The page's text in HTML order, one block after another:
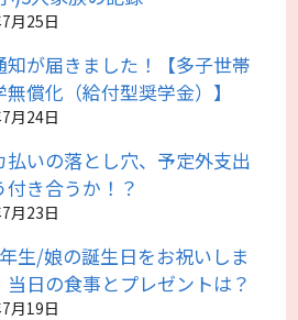
月25日
知が届きました！【多子世帯
無償化（給付型奨学金）】
月24日
払いの落とし穴、予定外支出
付き合うか！？
月23日
生/娘の誕生日をお祝いしま
当日の食事とプレゼントは？
月19日